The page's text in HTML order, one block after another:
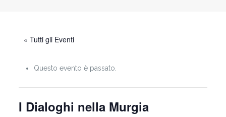
« Tutti gli Eventi
Questo evento è passato.
I Dialoghi nella Murgia